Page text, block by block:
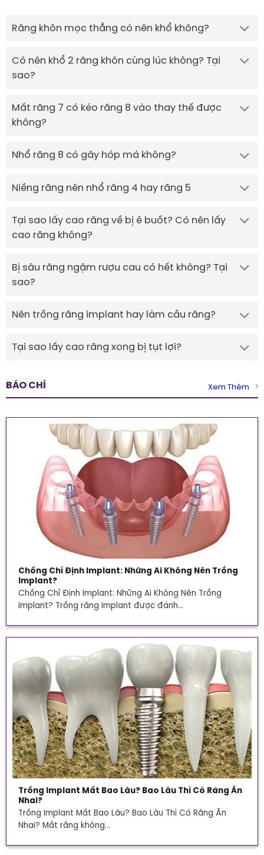
Răng khôn mọc thẳng có nên khổ không?
Có nên khổ 2 răng khôn cùng lúc không? Tại
sao?
Mất răng 7 có kéo răng 8 vào thay thế được
không?
Nhổ răng 8 có gây hóp má không?
Niềng răng nên nhổ răng 4 hay răng 5
Tại sao lấy cao răng về bị ê buốt? Có nên lấy
cao răng không?
Bị sâu răng ngậm rượu cau có hết không? Tại
sao?
Nên trồng răng implant hay làm cầu răng?
Tại sao lấy cao răng xong bị tụt lợi?
BÁO CHÍ Xem Thêm
Chống Chỉ Định Implant: Những Ai Không Nên Trồng
Implant?
Chống Chỉ Định Implant: Những Ai Không Nên Trồng
Implant? Trồng răng Implant được đánh...
Trồng Implant Mất Bao Lâu? Bao Lâu Thì Có Răng Ăn
Nhai?
Trồng Implant Mất Bao Lâu? Bao Lâu Thì Có Răng Ăn
Nhai? Mất răng không...